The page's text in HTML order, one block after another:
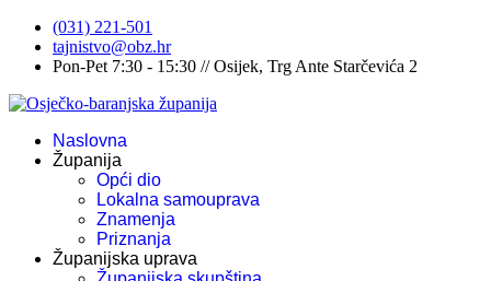
(031) 221-501
tajnistvo@obz.hr
Pon-Pet 7:30 - 15:30 // Osijek, Trg Ante Starčevića 2
Naslovna
Županija
Opći dio
Lokalna samouprava
Znamenja
Priznanja
Županijska uprava